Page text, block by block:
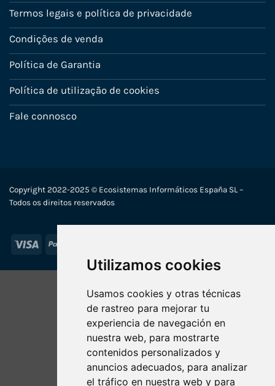
Utilizamos cookies
Usamos cookies y otras técnicas
de rastreo para mejorar tu
experiencia de navegación en
nuestra web, para mostrarte
contenidos personalizados y
anuncios adecuados, para analizar
el tráfico en nuestra web y para
Termos legais e política de privacidade
Condições de venda
Política de Garantia
Política de utilização de cookies
Fale connosco
Copyright 2022-2025 © Ecosistemas Informáticos España SL –
Todos os direitos reservados
Visa